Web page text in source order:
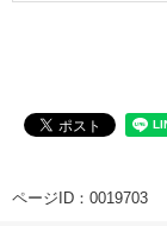
ページID：0019703